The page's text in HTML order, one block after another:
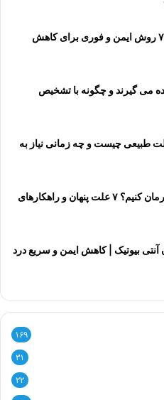
درمان خانگی عفونت واژینال شدید؛ ۷ روش ایمن و فوری برای کاهش
می گیرند و چگونه با تشخیص
طبیعی چیست و چه زمانی نیاز به
بوی بد دهان را چگونه برای همیشه درمان کنیم؟ ۷ علت پنهان و راهکارهای
آنتی بیوتیک | کاهش ایمن و سریع درد
۱۶۹
۳۱
۲۲